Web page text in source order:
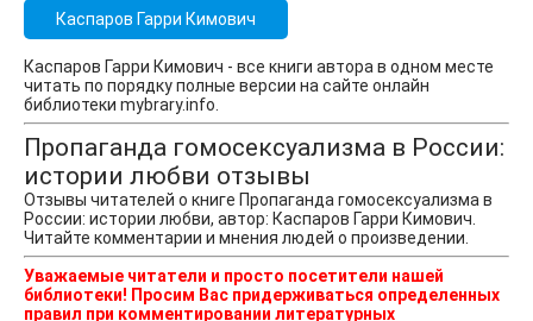
Каспаров Гарри Кимович
Каспаров Гарри Кимович - все книги автора в одном месте
читать по порядку полные версии на сайте онлайн
библиотеки mybrary.info.
Пропаганда гомосексуализма в России:
истории любви отзывы
Отзывы читателей о книге Пропаганда гомосексуализма в
России: истории любви, автор: Каспаров Гарри Кимович.
Читайте комментарии и мнения людей о произведении.
Уважаемые читатели и просто посетители нашей
библиотеки! Просим Вас придерживаться определенных
правил при комментировании литературных